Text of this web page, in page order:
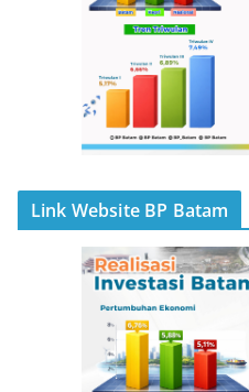
Link Website BP Batam